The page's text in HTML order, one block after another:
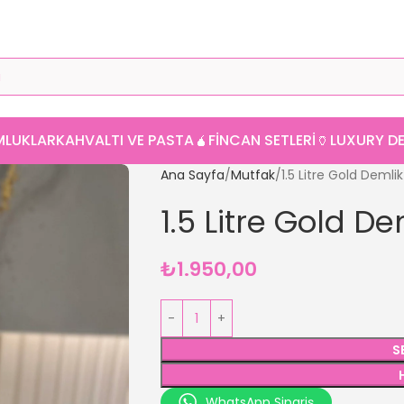
KAHVALTI VE PASTA🧉FINCAN SETLERI 🏺LUXURY
Ana Sayfa Mutfak 1.5 Litre Gold
1.5 Litre Gold
₺1.950,00